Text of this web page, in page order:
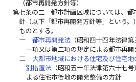
（都市再開発方針等）
第七条の二
都市計画区域については、
針（以下「都市再開発方針等」という。
ものとする。
一
都市再開発法（昭和四十四年法律
一項又は第二項の規定による都市再開
二
大都市地域における住宅及び住宅
別措置法（昭和五十年法律第六十七
よる住宅市街地の開発整備の方針